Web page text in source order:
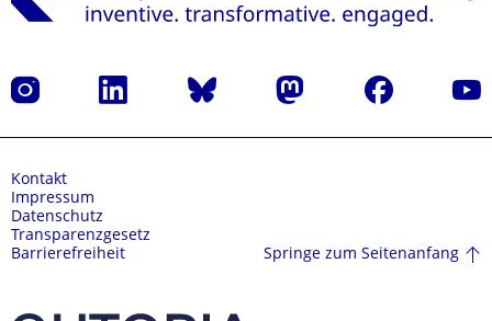
Instagram LinkedIn Bluesky Mastodon Facebook
Kontakt
Impressum
Datenschutz
Transparenzgesetz
Barrierefreiheit
Springe zum Seitenanfang